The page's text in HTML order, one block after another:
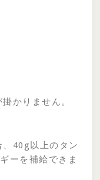
かりません。
40g以上のタン
ーを補給できま